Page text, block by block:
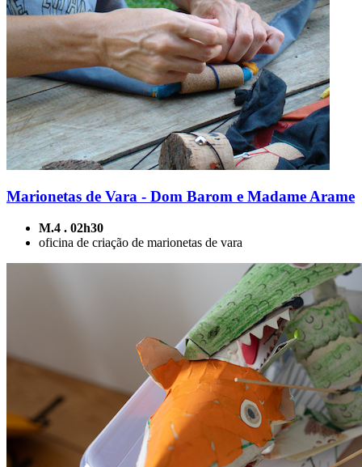
Marionetas de Vara - Dom Barom e Madame Arame
M.4 . 02h30
oficina de criação de marionetas de vara